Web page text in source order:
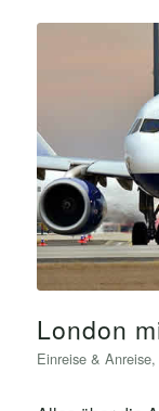
London
Einreise & Anreise,